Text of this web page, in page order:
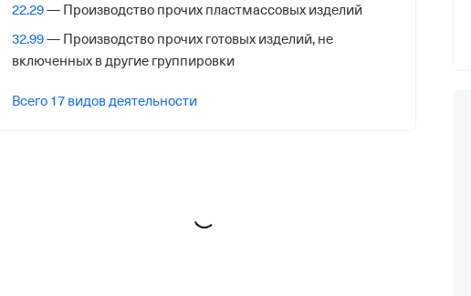
Налоговая
Управление Федеральной Налоговой Службы по
22.29— Производство прочих пластмассовых изделий
32.99— Производство прочих готовых изделий, не
включенных в другие группировки
Всего 17 видов деятельности